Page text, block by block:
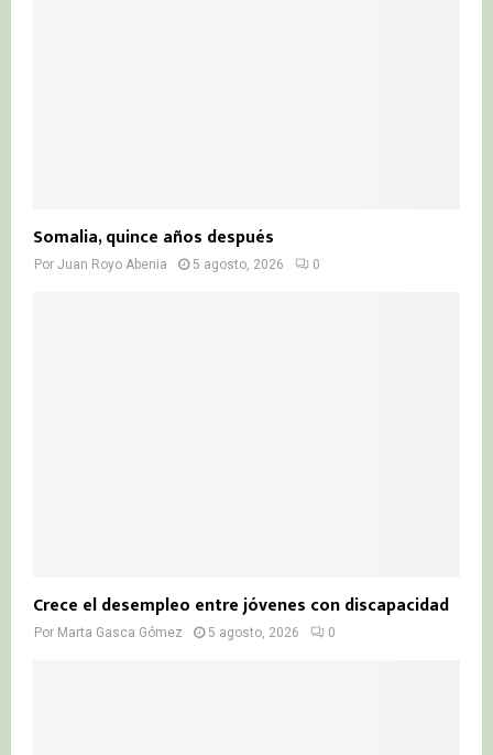
Somalia, quince años después
Por Juan Royo Abenia 5 agosto, 2026 0
Crece el desempleo entre jóvenes con discapacidad
Por Marta Gasca Gómez 5 agosto, 2026 0